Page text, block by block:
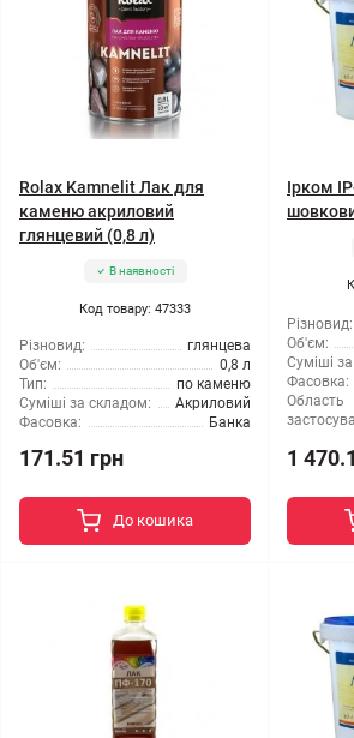
Rolax Kamnelit Лак для
каменю акриловий
глянцевий (0,8 л)
В наявності
Код товару: 47333
Різновид:
глянцева
Об'єм:
0,8 л
Тип:
по каменю
Суміші за складом:
Акриловий
Фасовка:
Банка
171.51 грн
До кошика
Ірком
Різновид:
Об'єм:
Суміші
Фасовка:
Область
1